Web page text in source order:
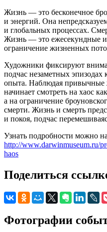
Жизнь — это бесконечное
и энергий. Она
и глобальных процессах.
Жизнь — это ежесекундные
ограничение жизненных
Художники фиксируют
подчас незаметных эпизодах
опыта. Наблюдая
начинает смотреть на хаос
а на ограничение
смерти. Жизнь и смерть
и покоя, подчас
Узнать подробности можно
http://www.darwinmuseum.ru/
haos
Поделиться
Фотографии